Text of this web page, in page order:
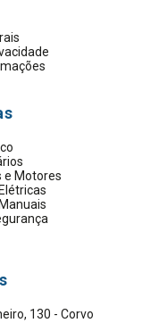
e Motores
130 - Corvo